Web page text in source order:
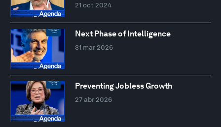
21 oct 2024
Next Phase of Intelligence
31 mar 2026
Preventing Jobless Growth
27 abr 2026